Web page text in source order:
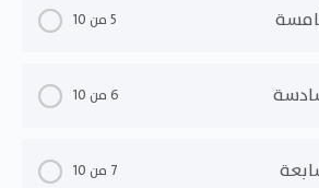
5 من 10
6 من 10
7 من 10